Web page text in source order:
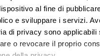
al fine di
e sviluppare i servizi.
di privacy sono applicabili
o revocare il proprio
di ricerca
alcuni filtri o
di ricerca.